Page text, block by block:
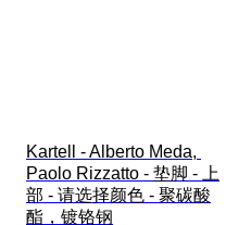
Kartell - Alberto Meda,
Paolo Rizzatto - 垫脚 - 上
部 - 请选择颜色 - 聚碳酸
酯，镀铬钢